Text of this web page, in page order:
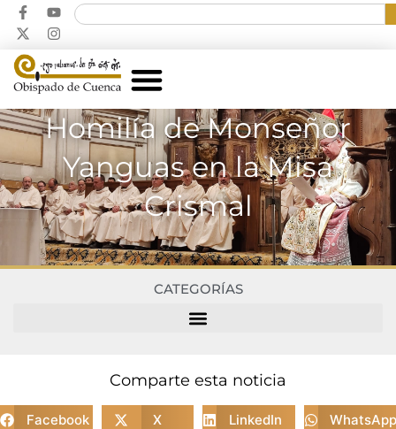
Homilía de Monseñor
Yanguas en la Misa
Crismal
CATEGORÍAS
Comparte esta noticia
Facebook X LinkedIn WhatsApp